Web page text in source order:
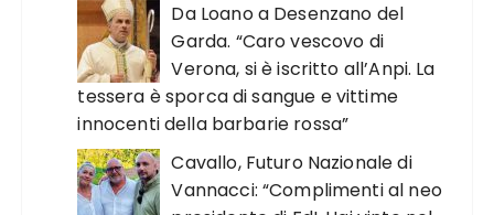
Da Loano a Desenzano del
Garda. “Caro vescovo di
Verona, si è iscritto all’Anpi. La
tessera è sporca di sangue e vittime
innocenti della barbarie rossa”
Cavallo, Futuro Nazionale di
Vannacci: “Complimenti al neo